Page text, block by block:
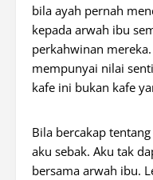
bila ayah pernah
kepada arwah ibu
perkahwinan
mempunyai nilai
kafe ini bukan kafe
Bila bercakap
aku sebak. Aku tak
bersama arwah ibu.